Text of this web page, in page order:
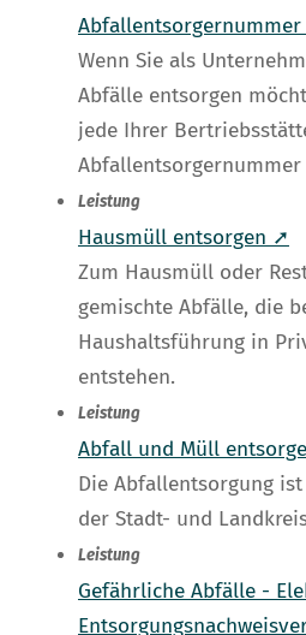
Wenn Sie als
Abfälle entsorgen
jede Ihrer
Abfallentsorgernummer
Leistung
Hausmüll entsorgen ➚
Zum Hausmüll oder
gemischte Abfälle, die
Haushaltsführung in
entstehen.
Leistung
Abfall und Müll
Die Abfallentsorgung
der Stadt- und
Leistung
Gefährliche Abfälle -